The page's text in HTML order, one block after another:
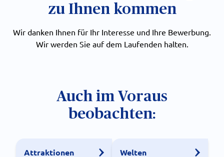
zu Ihnen kommen
Wir danken Ihnen für Ihr Interesse und Ihre Bewerbung.
Wir werden Sie auf dem Laufenden halten.
Auch im Voraus
beobachten:
Attraktionen Welten